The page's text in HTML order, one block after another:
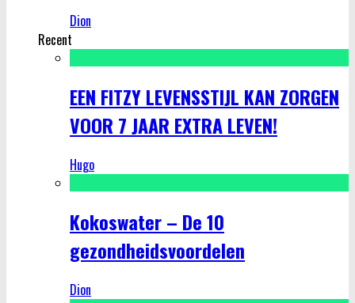
Dion
Recent
EEN FITZY LEVENSSTIJL KAN ZORGEN
VOOR 7 JAAR EXTRA LEVEN!
Hugo
Kokoswater – De 10
gezondheidsvoordelen
Dion